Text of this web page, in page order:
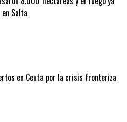
Salta
en Ceuta por la crisis fronteriza